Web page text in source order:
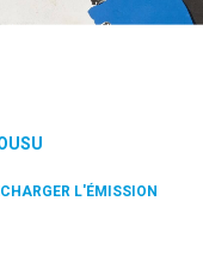
L'ÉMISSION